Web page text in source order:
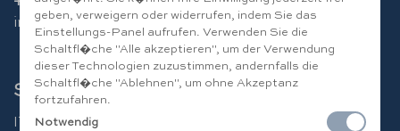
info@residenceatlantide.it
Sprache w�hlen
|EN|DE|
geben, verweigern oder widerrufen, indem Sie das
Einstellungs-Panel aufrufen. Verwenden Sie die
Schaltfl�che "Alle akzeptieren", um der Verwendung
dieser Technologien zuzustimmen, andernfalls die
Schaltfl�che "Ablehnen", um ohne Akzeptanz
fortzufahren.
Notwendig